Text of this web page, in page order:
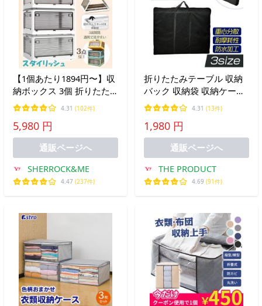
【1個あたり1894円〜】収
納ボックス 3個 折りたた
み 5面開閉 衣装布団 収納
ケース 組立簡単 隠れキャ
スター付 おしゃれ コンテ
ナー プラスチック 積み重
ね 爆買
4.31 (102件)
5,980 円
通販ページへ
SHERROCK&ME
4.47 (237件)
折りたたみテーブル 収納
バック 収納袋 収納ケース
キャンプ ソーラーパネル
4.31 (13件)
1,980 円
通販ページへ
THE PRODUCT
4.69 (91件)